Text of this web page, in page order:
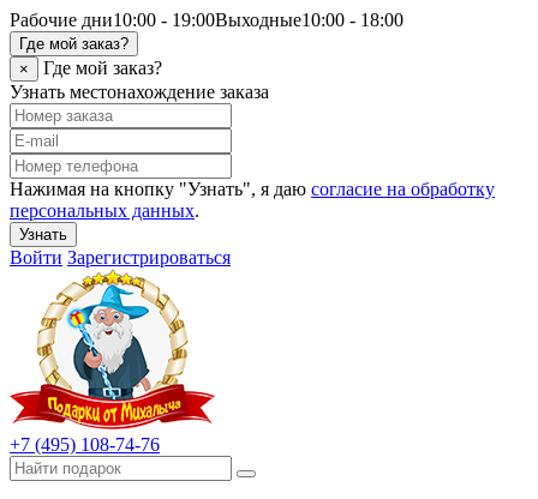
Рабочие дни10:00 - 19:00Выходные10:00 - 18:00
Где мой заказ?
×
Где мой заказ?
Узнать местонахождение заказа
Нажимая на кнопку "Узнать", я даю согласие на обработку
персональных данных.
Узнать
Войти Зарегистрироваться
+7 (495) 108-74-76